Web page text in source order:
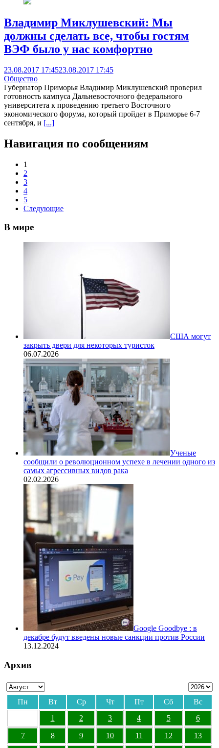
Владимир Миклушевский: Мы
должны сделать все, чтобы гостям
ВЭФ было у нас комфортно
23.08.2017 17:4523.08.2017 17:45
Общество
Губернатор Приморья Владимир Миклушевский проверил
готовность кампуса Дальневосточного федерального
университета к проведению третьего Восточного
экономического форума, который пройдет в Приморье 6-7
сентября, и [...]
Навигация по сообщениям
1
2
3
4
5
Следующие
В мире
США могут
закрыть двери для некоторых туристок
06.07.2026
Ученые
сообщили о революционном успехе в лечении одного из
самых агрессивных видов рака
02.02.2026
Google Goodbye : в
декабре будут введены новые санкции против России
13.12.2024
Архив
Пн Вт Ср Чт Пт Сб
Вс
1
2 3 4 5 6
7 8 9 10 11 12 13